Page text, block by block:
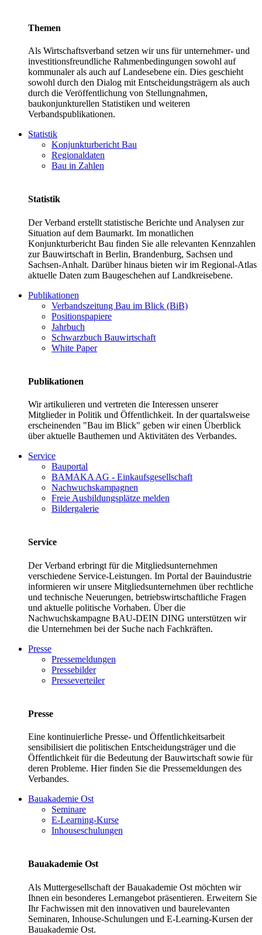
Themen
Als Wirtschaftsverband setzen wir uns für unternehmer- und
investitionsfreundliche Rahmenbedingungen sowohl auf
kommunaler als auch auf Landesebene ein. Dies geschieht
sowohl durch den Dialog mit Entscheidungsträgern als auch
durch die Veröffentlichung von Stellungnahmen,
baukonjunkturellen Statistiken und weiteren
Verbandspublikationen.
Statistik
Konjunkturbericht Bau
Regionaldaten
Bau in Zahlen
Statistik
Der Verband erstellt statistische Berichte und Analysen zur
Situation auf dem Baumarkt. Im monatlichen
Konjunkturbericht Bau finden Sie alle relevanten Kennzahlen
zur Bauwirtschaft in Berlin, Brandenburg, Sachsen und
Sachsen-Anhalt. Darüber hinaus bieten wir im Regional-Atlas
aktuelle Daten zum Baugeschehen auf Landkreisebene.
Publikationen
Verbandszeitung Bau im Blick (BiB)
Positionspapiere
Jahrbuch
Schwarzbuch Bauwirtschaft
White Paper
Publikationen
Wir artikulieren und vertreten die Interessen unserer
Mitglieder in Politik und Öffentlichkeit. In der quartalsweise
erscheinenden "Bau im Blick" geben wir einen Überblick
über aktuelle Bauthemen und Aktivitäten des Verbandes.
Service
Bauportal
BAMAKA AG - Einkaufsgesellschaft
Nachwuchskampagnen
Freie Ausbildungsplätze melden
Bildergalerie
Service
Der Verband erbringt für die Mitgliedsunternehmen
verschiedene Service-Leistungen. Im Portal der Bauindustrie
informieren wir unsere Mitgliedsunternehmen über rechtliche
und technische Neuerungen, betriebswirtschaftliche Fragen
und aktuelle politische Vorhaben. Über die
Nachwuchskampagne BAU-DEIN DING unterstützen wir
die Unternehmen bei der Suche nach Fachkräften.
Presse
Pressemeldungen
Pressebilder
Presseverteiler
Presse
Eine kontinuierliche Presse- und Öffentlichkeitsarbeit
sensibilisiert die politischen Entscheidungsträger und die
Öffentlichkeit für die Bedeutung der Bauwirtschaft sowie für
deren Probleme. Hier finden Sie die Pressemeldungen des
Verbandes.
Bauakademie Ost
Seminare
E-Learning-Kurse
Inhouseschulungen
Bauakademie Ost
Als Muttergesellschaft der Bauakademie Ost möchten wir
Ihnen ein besonderes Lernangebot präsentieren. Erweitern Sie
Ihr Fachwissen mit den innovativen und baurelevanten
Seminaren, Inhouse-Schulungen und E-Learning-Kursen der
Bauakademie Ost.